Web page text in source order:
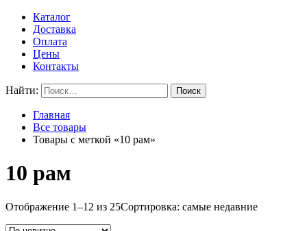
Каталог
Доставка
Оплата
Цены
Контакты
Найти:
Главная
Все товары
Товары с меткой «10 рам»
10 рам
Отображение 1–12 из 25Сортировка: самые недавние